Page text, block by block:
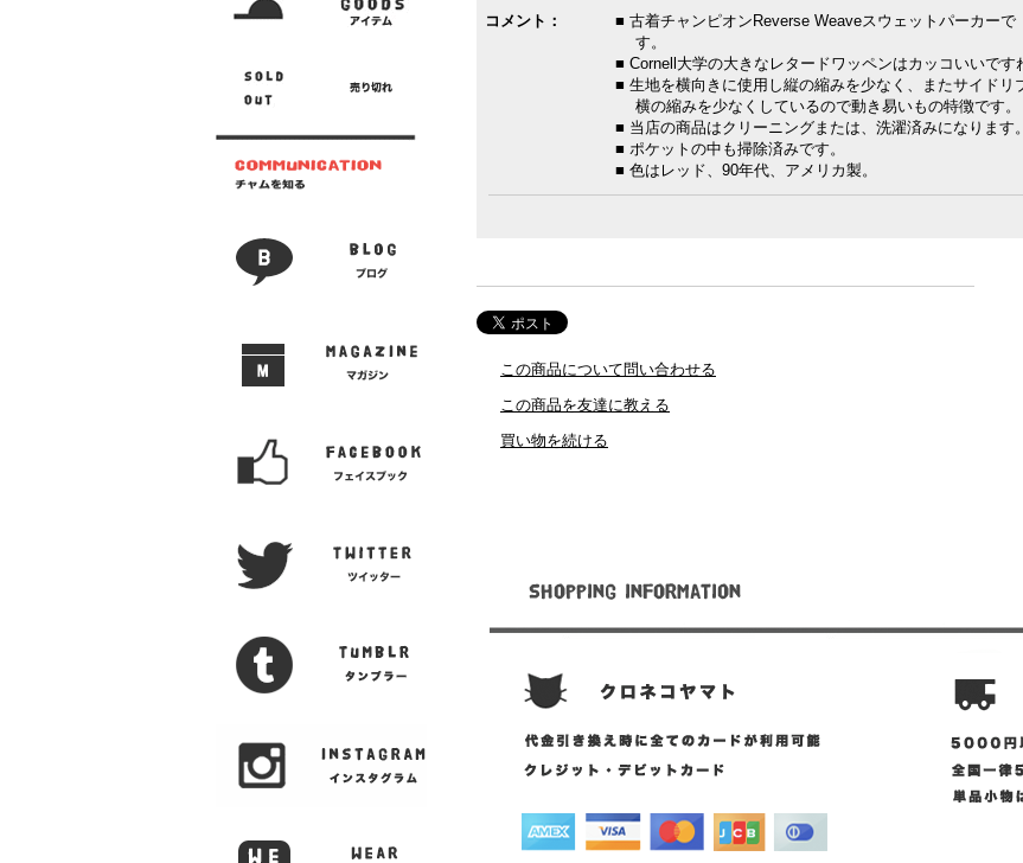
コメント：
■ 古着チャンピオンReverse Weaveスウェットパーカーで
す。
■ Cornell大学の大きなレタードワッペンはカッコいいです
■ 生地を横向きに使用し縦の縮みを少なく、またサイドリ
横の縮みを少なくしているので動き易いもの特徴です。
■ 当店の商品はクリーニングまたは、洗濯済みになります。
■ ポケットの中も掃除済みです。
■ 色はレッド、90年代、アメリカ製。
この商品について問い合わせる
この商品を友達に教える
買い物を続ける